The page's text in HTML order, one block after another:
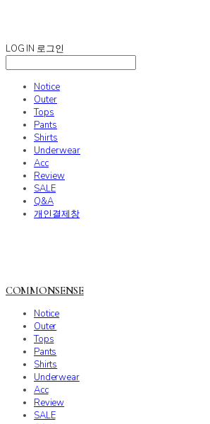
LOG IN 로그인
Notice
Outer
Tops
Pants
Shirts
Underwear
Acc
Review
SALE
Q&A
개인결제창
COMMONSENSE
Notice
Outer
Tops
Pants
Shirts
Underwear
Acc
Review
SALE